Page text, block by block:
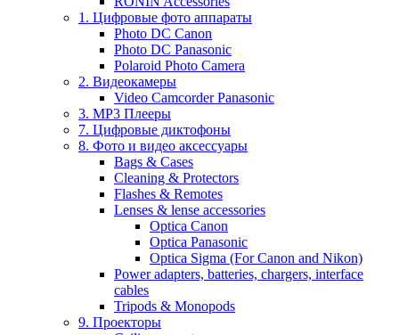
1. Цифровые фото аппараты
Photo DC Canon
Photo DC Panasonic
Polaroid Photo Camera
2. Видеокамеры
Video Camcorder Panasonic
3. MP3 Плееры
7. Цифровые диктофоны
8. Фото и видео аксессуары
Bags & Cases
Cleaning & Protectors
Flashes & Remotes
Lenses & lense accessories
Optica Canon
Optica Panasonic
Optica Sigma (For Canon and Nikon)
Power adapters, batteries, chargers, interface
cables
Tripods & Monopods
9. Проекторы